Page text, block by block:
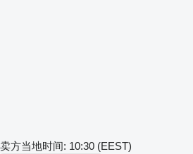
卖方当地时间: 10:30 (EEST)